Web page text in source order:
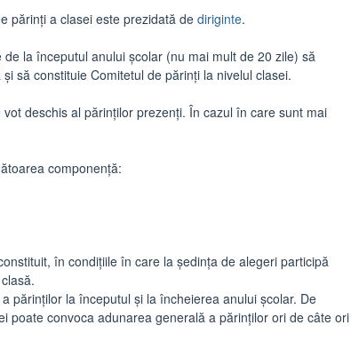
părinți a clasei este prezidată de diriginte.
la începutul anului școlar (nu mai mult de 20 zile) să
să constituie Comitetul de părinți la nivelul clasei.
deschis al părinților prezenți. În cazul în care sunt mai
componență:
în condițiile în care la ședința de alegeri participă
părinților la începutul și la încheierea anului școlar. De
poate convoca adunarea generală a părinților ori de câte ori